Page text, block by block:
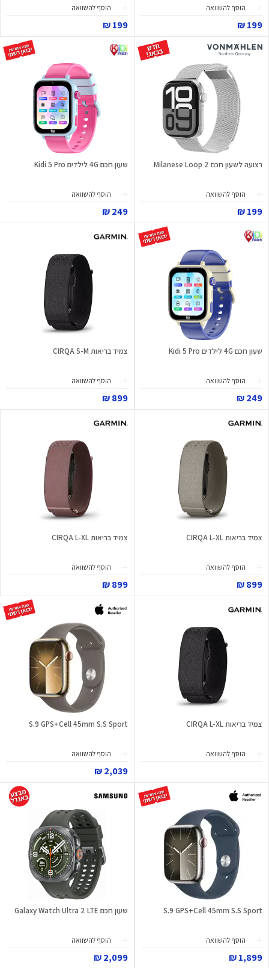
הוסף להשוואה
199 ₪
הוסף להשוואה
199 ₪
רצועה לשעון חכם Milanese Loop 2
הוסף להשוואה
199 ₪
שעון חכם 4G לילדים Kidi 5 Pro
הוסף להשוואה
249 ₪
שעון חכם 4G לילדים Kidi 5 Pro
הוסף להשוואה
249 ₪
צמיד בריאות CIRQA S-M
הוסף להשוואה
899 ₪
צמיד בריאות CIRQA L-XL
הוסף להשוואה
899 ₪
צמיד בריאות CIRQA L-XL
הוסף להשוואה
899 ₪
צמיד בריאות CIRQA L-XL
הוסף להשוואה
S.9 GPS+Cell 45mm S.S Sport
הוסף להשוואה
2,039 ₪
S.9 GPS+Cell 45mm S.S Sport
הוסף להשוואה
1,899 ₪
שעון חכם Galaxy Watch Ultra 2 LTE
הוסף להשוואה
2,099 ₪